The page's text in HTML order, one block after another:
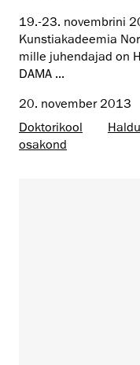
19.-23. novembrini
Kunstiakadeemia
mille juhendajad on
DAMA ...
20. november 2013
Doktorikool
osakond